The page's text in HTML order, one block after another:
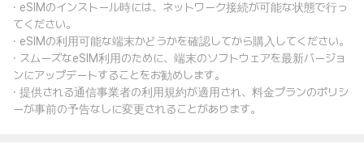
· eSIMのインストール時には、ネットワーク接続が可能な状態で行っ
てください。
· eSIMの利用可能な端末かどうかを確認してから購入してください。
· スムーズなeSIM利用のために、端末のソフトウェアを最新バージョ
ンにアップデートすることをお勧めします。
· 提供される通信事業者の利用規約が適用され、料金プランのポリシ
ーが事前の予告なしに変更されることがあります。